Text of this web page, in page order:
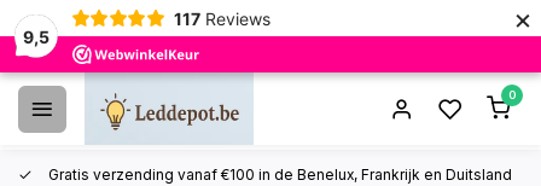
9,5
117 Reviews ×
0
Gratis verzending vanaf €100 in de Benelux, Frankrijk en Duitsland